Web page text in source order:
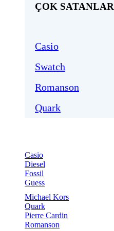
ÇOK SATANLAR
Casio
Swatch
Romanson
Quark
Casio
Diesel
Fossil
Guess
Michael Kors
Quark
Pierre Cardin
Romanson